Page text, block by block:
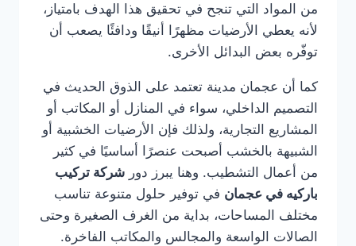
من المواد التي تنجح في تحقيق هذا الهدف بامتياز،
لأنه يعطي الأرضيات مظهرًا أنيقًا ودافئًا يصعب أن
توفّره بعض البدائل الأخرى.
كما أن عجمان مدينة تعتمد على الذوق الحديث في
التصميم الداخلي، سواء في المنازل أو المكاتب أو
المشاريع التجارية، ولذلك فإن الأرضيات الخشبية أو
الشبيهة بالخشب أصبحت عنصرًا أساسيًا في كثير
من أعمال التشطيب. وهنا يبرز دور شركة تركيب
باركيه في عجمان في توفير حلول متنوعة تناسب
مختلف المساحات، بداية من الغرف الصغيرة وحتى
الصالات الواسعة والمجالس والمكاتب الفاخرة.